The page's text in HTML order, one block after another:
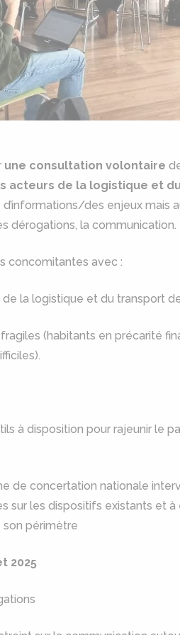
une consultation volontaire
acteurs de la logistique et
d’informations/des enjeux
dérogations, la communication.
concomitantes avec :
la logistique et du transport
(habitants en précarité
à disposition pour rajeunir le
de concertation nationale
sur les dispositifs existants et
son périmètre
2025